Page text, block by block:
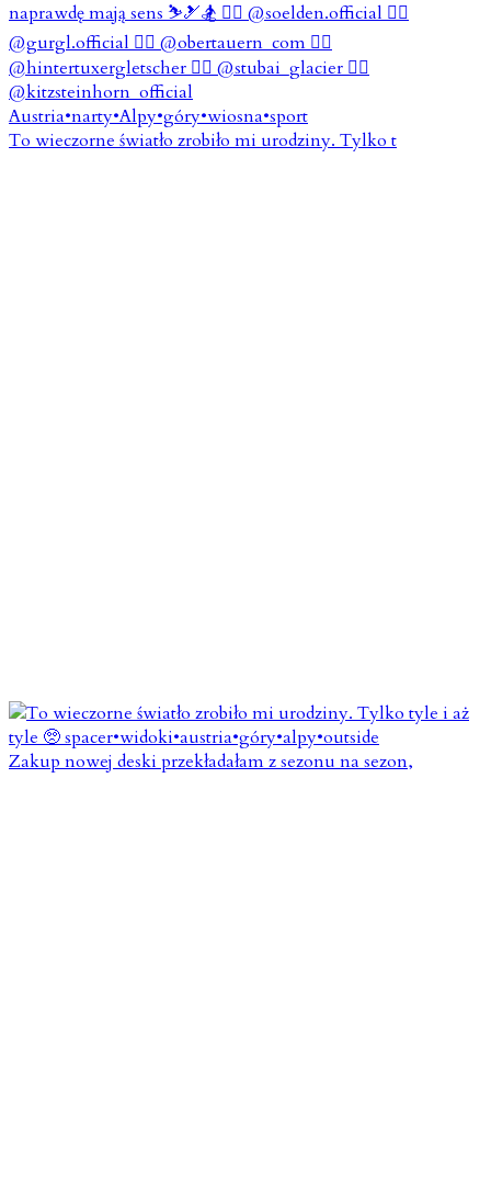
To wieczorne światło zrobiło mi urodziny. Tylko t
Zakup nowej deski przekładałam z sezonu na sezon,